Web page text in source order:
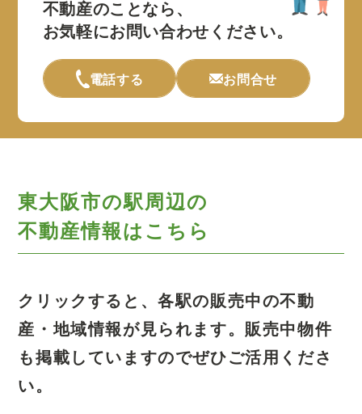
不動産のことなら、
お気軽にお問い合わせください。
電話する お問合せ
東大阪市の駅周辺の
不動産情報はこちら
クリックすると、各駅の販売中の不動
産・地域情報が見られます。 販売中物件
も掲載していますのでぜひご活用くださ
い。